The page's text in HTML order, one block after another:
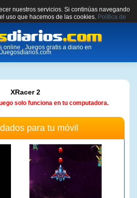
nuestros servicios. Si continúas navegando
uso que hacemos de las cookies. Política de
cookies.
online , Juegos gratis a diario en
Juegosdiarios.com
XRacer 2
solo funciona en tu computadora.
para tu móvil